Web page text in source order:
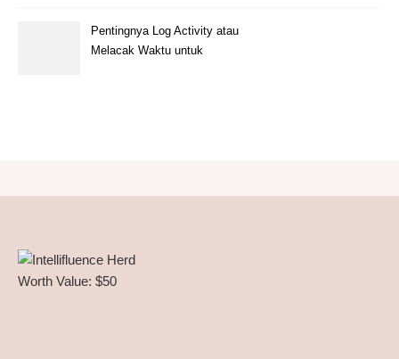
Pentingnya Log Activity atau
Melacak Waktu untuk